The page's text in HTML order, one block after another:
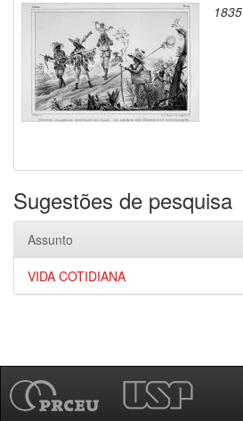
1835
Sugestões de pesquisa
Assunto
VIDA COTIDIANA